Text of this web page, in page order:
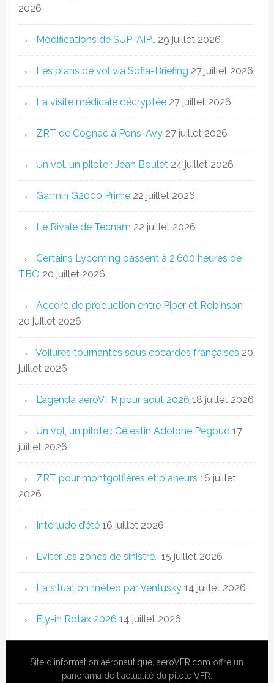
2026
Modifications de SUP-AIP… 29 juillet 2026
Les plans de vol via Sofia-Briefing 27 juillet 2026
La visite médicale décryptée 27 juillet 2026
ZRT de Cognac à Pons-Avy 27 juillet 2026
Un vol, un pilote : Jean Boulet 24 juillet 2026
Garmin G2000 Prime 22 juillet 2026
Le Rivale de Tecnam 22 juillet 2026
Certains Lycoming passent à 2.600 heures de
TBO 20 juillet 2026
Accord de production entre Piper et Robinson
20 juillet 2026
Voilures tournantes sous cocardes françaises 20
juillet 2026
L’agenda aeroVFR pour août 2026 18 juillet 2026
Un vol, un pilote : Célestin Adolphe Pégoud 17
juillet 2026
ZRT pour montgolfières et planeurs 16 juillet
2026
Interlude d’été 16 juillet 2026
Eviter les zones de sinistre… 15 juillet 2026
La situation météo par Ventusky 14 juillet 2026
Fly-in Rotax 2026 14 juillet 2026
Site d'information aéronautique ,aeroVFR.com offre un
panorama de l'actualité du pilote VFR.